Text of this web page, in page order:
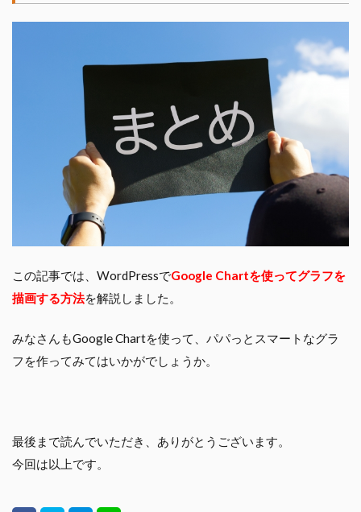
この記事では、WordPressでGoogle Chartを使ってグラフを
描画する方法を解説しました。
みなさんもGoogle Chartを使って、パパっとスマートなグラ
フを作ってみてはいかがでしょうか。
最後まで読んでいただき、ありがとうございます。
今回は以上です。